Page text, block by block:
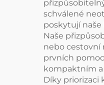
schválené
poskytují
Naše
nebo cestovní
prvních
kompaktním
Díky priorizaci